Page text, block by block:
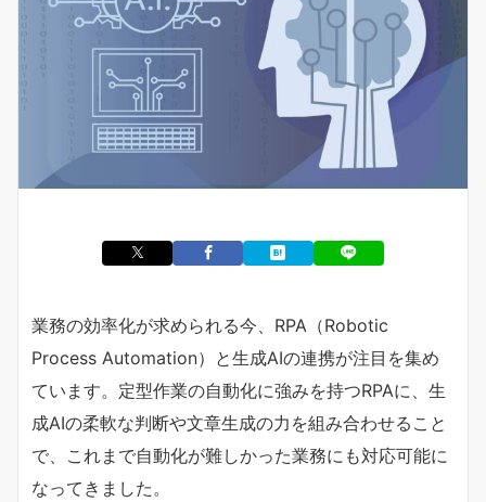
業務の効率化が求められる今、RPA（Robotic
Process Automation）と生成AIの連携が注目を集め
ています。定型作業の自動化に強みを持つRPAに、生
成AIの柔軟な判断や文章生成の力を組み合わせること
で、これまで自動化が難しかった業務にも対応可能に
なってきました。